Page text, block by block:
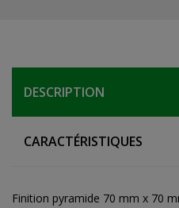
DESCRIPTION
CARACTÉRISTIQUES
Finition pyramide 70 mm x 70